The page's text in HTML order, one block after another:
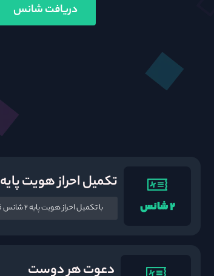
دریافت شانس
۲ شانس
تکمیل احراز هویت پایه
با تکمیل احراز هویت پایه ۲ شانس قرعه کشی دریافت می‌کنید.
دعوت هر دوست